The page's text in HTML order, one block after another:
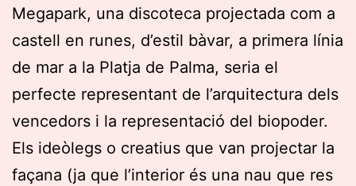
Megapark, una discoteca projectada com a
castell en runes, d’estil bàvar, a primera línia
de mar a la Platja de Palma, seria el
perfecte representant de l’arquitectura dels
vencedors i la representació del biopoder.
Els ideòlegs o creatius que van projectar la
façana (ja que l’interior és una nau que res